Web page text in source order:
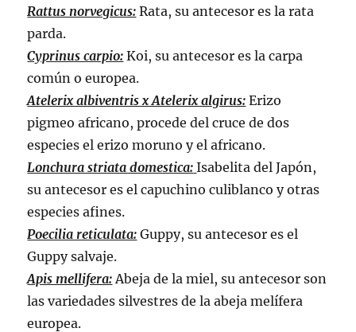
Rattus norvegicus: Rata, su antecesor es la rata
parda.
Cyprinus carpio: Koi, su antecesor es la carpa
común o europea.
Atelerix albiventris x Atelerix algirus: Erizo
pigmeo africano, procede del cruce de dos
especies el erizo moruno y el africano.
Lonchura striata domestica: Isabelita del Japón,
su antecesor es el capuchino culiblanco y otras
especies afines.
Poecilia reticulata: Guppy, su antecesor es el
Guppy salvaje.
Apis mellifera: Abeja de la miel, su antecesor son
las variedades silvestres de la abeja melífera
europea.